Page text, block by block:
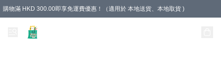
購物滿 HKD 300.00即享免運費優惠！（適用於 本地送貨、本地取貨 )